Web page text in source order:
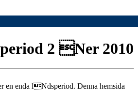
2 Ner 2010
enda lNdsperiod. Denna hemsida